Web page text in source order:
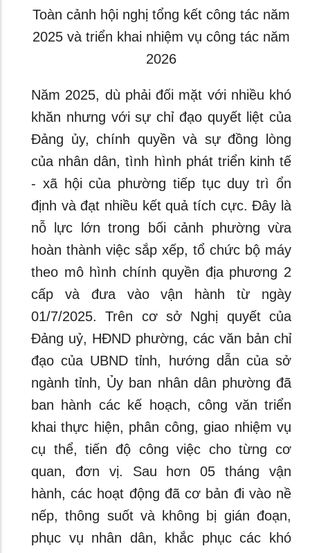
Toàn cảnh hội nghị tổng kết công tác năm
2025 và triển khai nhiệm vụ công tác năm
2026
Năm 2025, dù phải đối mặt với nhiều khó
khăn nhưng với sự chỉ đạo quyết liệt của
Đảng ủy, chính quyền và sự đồng lòng
của nhân dân, tình hình phát triển kinh tế
- xã hội của phường tiếp tục duy trì ổn
định và đạt nhiều kết quả tích cực. Đây là
nỗ lực lớn trong bối cảnh phường vừa
hoàn thành việc sắp xếp, tổ chức bộ máy
theo mô hình chính quyền địa phương 2
cấp và đưa vào vận hành từ ngày
01/7/2025. Trên cơ sở Nghị quyết của
Đảng uỷ, HĐND phường, các văn bản chỉ
đạo của UBND tỉnh, hướng dẫn của sở
ngành tỉnh, Ủy ban nhân dân phường đã
ban hành các kế hoạch, công văn triển
khai thực hiện, phân công, giao nhiệm vụ
cụ thể, tiến độ công việc cho từng cơ
quan, đơn vị. Sau hơn 05 tháng vận
hành, các hoạt động đã cơ bản đi vào nề
nếp, thông suốt và không bị gián đoạn,
phục vụ nhân dân, khắc phục các khó